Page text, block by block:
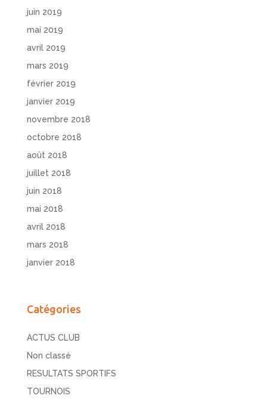
juin 2019
mai 2019
avril 2019
mars 2019
février 2019
janvier 2019
novembre 2018
octobre 2018
août 2018
juillet 2018
juin 2018
mai 2018
avril 2018
mars 2018
janvier 2018
Catégories
ACTUS CLUB
Non classé
RESULTATS SPORTIFS
TOURNOIS